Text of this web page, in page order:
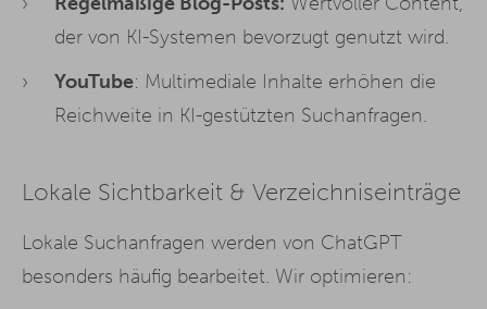
der von KI-Systemen bevorzugt genutzt wird.
YouTube: Multimediale Inhalte erhöhen die
Reichweite in KI-gestützten Suchanfragen.
Lokale Sichtbarkeit & Verzeichniseinträge
Lokale Suchanfragen werden von ChatGPT
besonders häufig bearbeitet. Wir optimieren: